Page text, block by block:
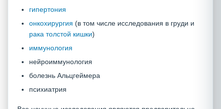
гипертония
онкохирургия (в том числе исследования в груди и
рака толстой кишки)
иммунология
нейроиммунология
болезнь Альцгеймера
психиатрия